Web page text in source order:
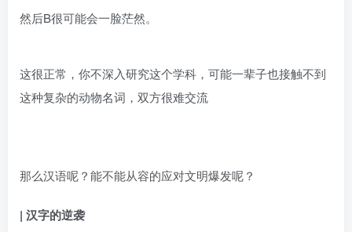
然后B很可能会一脸茫然。
这很正常，你不深入研究这个学科，可能一辈子也接触不到
这种复杂的动物名词，双方很难交流
那么汉语呢？能不能从容的应对文明爆发呢？
| 汉字的逆袭